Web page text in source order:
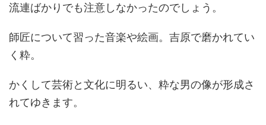
流連ばかりでも注意しなかったのでしょう。
師匠について習った音楽や絵画。吉原で磨かれてい
く粋。
かくして芸術と文化に明るい、粋な男の像が形成さ
れてゆきます。